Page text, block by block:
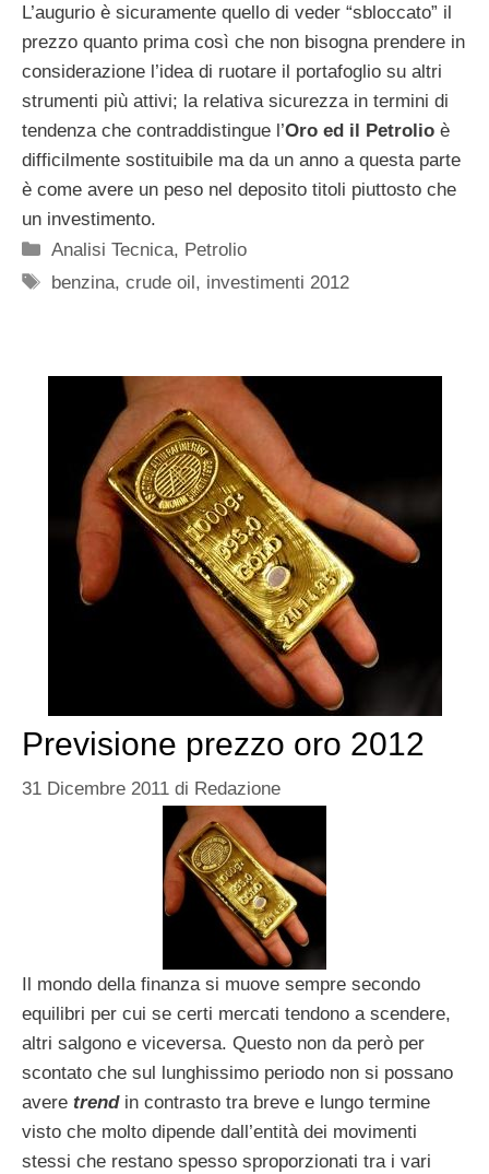
L’augurio è sicuramente quello di veder “sbloccato” il
prezzo quanto prima così che non bisogna prendere in
considerazione l’idea di ruotare il portafoglio su altri
strumenti più attivi; la relativa sicurezza in termini di
tendenza che contraddistingue l’Oro ed il Petrolio è
difficilmente sostituibile ma da un anno a questa parte
è come avere un peso nel deposito titoli piuttosto che
un investimento.
Categorie
Analisi Tecnica, Petrolio
Tag
benzina,crude oil, investimenti 2012
Previsione prezzo oro 2012
31 Dicembre 2011 di Redazione
Il mondo della finanza si muove sempre secondo
equilibri per cui se certi mercati tendono a scendere,
altri salgono e viceversa. Questo non da però per
scontato che sul lunghissimo periodo non si possano
avere trendin contrasto tra breve e lungo termine
visto che molto dipende dall’entità dei movimenti
stessi che restano spesso sproporzionati tra i vari